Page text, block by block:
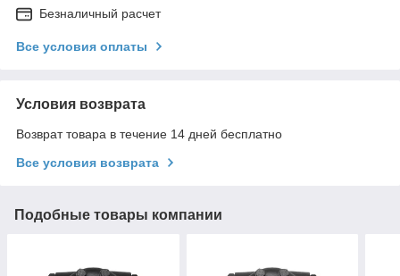
Безналичный расчет
Все условия оплаты
Условия возврата
Возврат товара в течение 14 дней бесплатно
Все условия возврата
Подобные товары компании